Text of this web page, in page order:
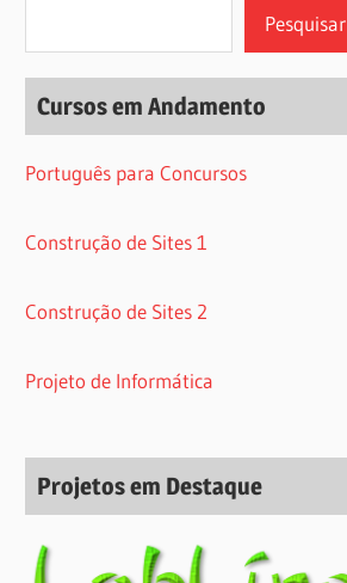
Pesquisar
Cursos em Andamento
Português para Concursos
Construção de Sites 1
Construção de Sites 2
Projeto de Informática
Projetos em Destaque